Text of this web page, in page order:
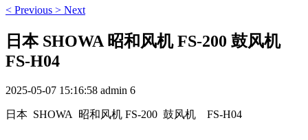
< Previous > Next
日本 SHOWA 昭和风机 FS-200 鼓风机
FS-H04
2025-05-07 15:16:58 admin 6
日本 SHOWA 昭和风机 FS-200 鼓风机 FS-H04